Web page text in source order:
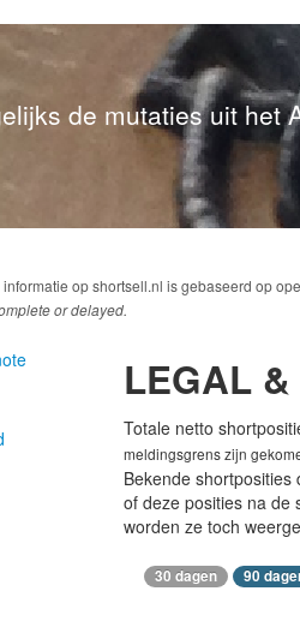
de mutaties uit het
informatie op shortsell.nl is gebaseerd op
or delayed.
LEGAL
Totale netto
meldingsgrens zijn
Bekende
of deze posities na de
worden ze toch
30 dagen 90